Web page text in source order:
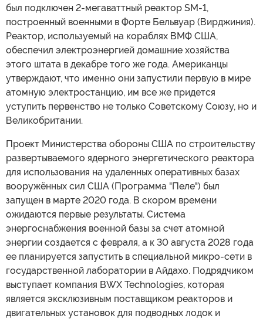
был подключен 2-мегаваттный реактор SM-1,
построенный военными в Форте Бельвуар (Вирджиния).
Реактор, используемый на кораблях ВМФ США,
обеспечил электроэнергией домашние хозяйства
этого штата в декабре того же года. Американцы
утверждают, что именно они запустили первую в мире
атомную электростанцию, им все же придется
уступить первенство не только Советскому Союзу, но и
Великобритании.
Проект Министерства обороны США по строительству
развертываемого ядерного энергетического реактора
для использования на удаленных оперативных базах
вооружённых сил США (Программа "Пеле") был
запущен в марте 2020 года. В скором времени
ожидаются первые результаты. Система
энергоснабжения военной базы за счет атомной
энергии создается с февраля, а к 30 августа 2028 года
ее планируется запустить в специальной микро-сети в
государственной лаборатории в Айдахо. Подрядчиком
выступает компания BWX Technologies, которая
является эксклюзивным поставщиком реакторов и
двигательных установок для подводных лодок и